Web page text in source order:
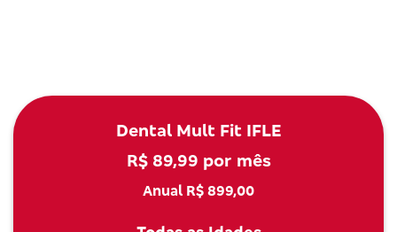
Dental Mult Fit IFLE
R$ 89,99 por mês
Anual R$ 899,00